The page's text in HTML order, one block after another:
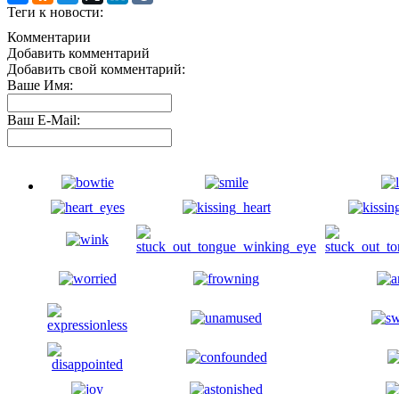
Теги к новости:
Комментарии
Добавить комментарий
Добавить свой комментарий:
Ваше Имя:
Ваш E-Mail: